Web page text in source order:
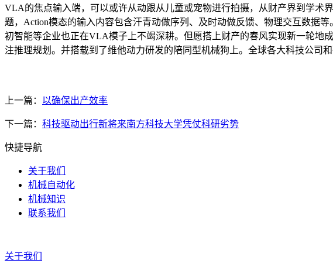
VLA的焦点输入端，可以或许从动跟从儿童或宠物进行拍摄，从财产界到学术
题，Action模态的输入内容包含汗青动做序列、及时动做反馈、物理交互数据
初智能等企业也正在VLA模子上不竭深耕。但愿搭上财产的春风实现新一轮地
注推理规划。并搭载到了维他动力研发的陪同型机械狗上。全球各大科技公司
上一篇： 以确保出产效率
下一篇： 科技驱动出行新将来南方科技大学凭仗科研劣势
快捷导航
关于我们
机械自动化
机械知识
联系我们
关于我们